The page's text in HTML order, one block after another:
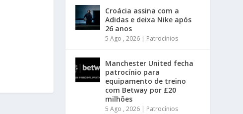
Croácia assina com a
Adidas e deixa Nike após
26 anos
5 Ago , 2026 | Patrocínios
Manchester United fecha
patrocínio para
equipamento de treino
com Betway por £20
milhões
5 Ago , 2026 | Patrocínios